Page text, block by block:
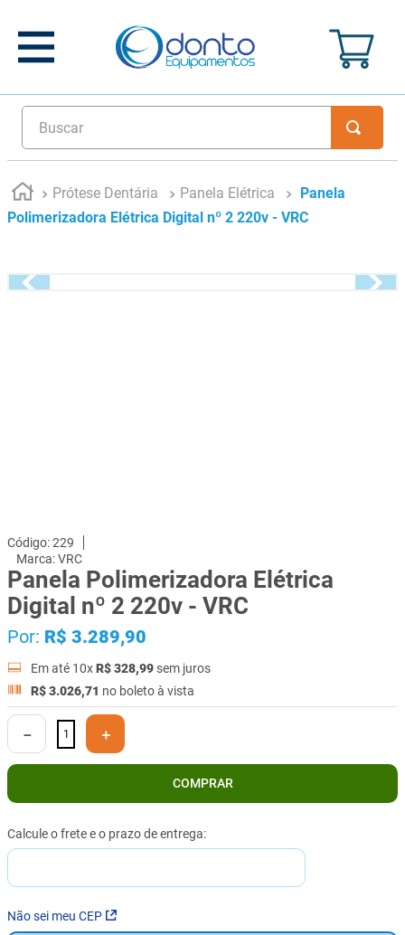
Buscar
Prótese Dentária Panela Elétrica
Panela
Polimerizadora Elétrica Digital nº 2 220v - VRC
229
VRC
Panela Polimerizadora Elétrica
Digital nº 2 220v - VRC
Por: R$ 3.289,90
Em até 10xR$328,99 sem juros
R$3.026,71 no boleto à vista
＋
－
COMPRAR
Não sei meu CEP